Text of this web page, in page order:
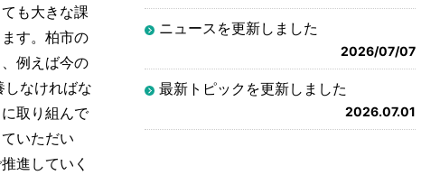
も大きな課
す。柏市の
例えば今の
なければな
取り組んで
いただい
進していく
ニュースを更新しました
2026/07/07
最新トピックを更新しました
2026.07.01